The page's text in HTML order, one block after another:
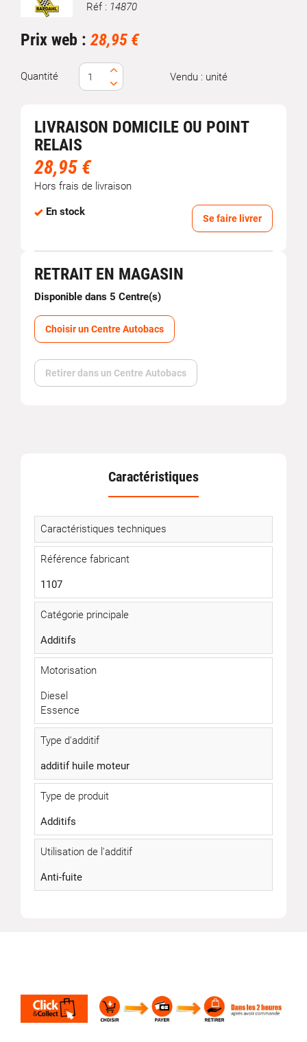
Marque Réf : 14870
Prix web : 28,95 €
Quantité Vendu : unité
LIVRAISON DOMICILE OU POINT
RELAIS
28,95 €
Hors frais de livraison
En stock
Se faire livrer
RETRAIT EN MAGASIN
Disponible dans 5 Centre(s)
Choisir un Centre Autobacs
Retirer dans un Centre Autobacs
Caractéristiques
Caractéristiques techniques
Référence fabricant
1107
Catégorie principale
Additifs
Motorisation
Diesel
Essence
Type d'additif
additif huile moteur
Type de produit
Additifs
Utilisation de l'additif
Anti-fuite